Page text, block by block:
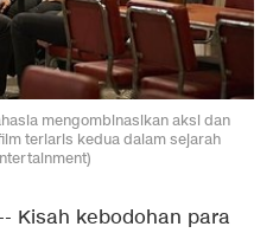
mengombinasikan aksi dan
terlaris kedua dalam sejarah
-- Kisah kebodohan para